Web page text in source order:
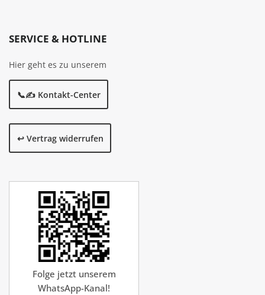
SERVICE & HOTLINE
Hier geht es zu unserem
📞✍️ Kontakt-Center
↩️ Vertrag widerrufen
Folge jetzt unserem
WhatsApp-Kanal!